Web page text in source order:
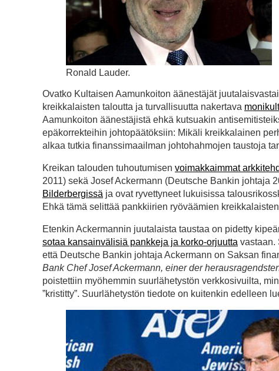
Ronald Lauder.
Ovatko Kultaisen Aamunkoiton äänestäjät
kreikkalaisten taloutta ja turvallisuutta nakertava
Aamunkoiton äänestäjistä ehkä kutsuakin
epäkorrekteihin johtopäätöksiin: Mikäli kreikkalainen
alkaa tutkia finanssimaailman johtohahmojen taustoja
Kreikan talouden tuhoutumisen voimakkaimmat
2011) sekä Josef Ackermann (Deutsche Bankin johtaja
Bilderbergissä ja ovat ryvettyneet lukuisissa
Ehkä tämä selittää pankkiirien ryöväämien
Etenkin Ackermannin juutalaista taustaa on pidetty
sotaa kansainvälisiä pankkeja ja korko-orjuutta vastaan.
että Deutsche Bankin johtaja Ackermann on Saksan
Bank Chef Josef Ackermann, einer der
poistettiin myöhemmin suurlähetystön verkkosivuilta,
”kristitty”. Suurlähetystön tiedote on kuitenkin edelleen